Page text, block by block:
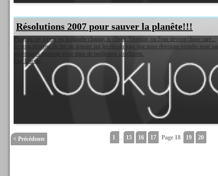
Résolutions 2007 pour sauver la planête!!!
Plop, en ces temps ou la planête change, le climat, l'énergie, ou l'eau devient chose rare...
Je vous propose de lire un dossier sur les résolutions que nous devrions prendre pour
générations puissent vivre dans de meilleures conditions.
Lire la suite
< Précédente 1 .. 15 16 17 Page 18 19 20